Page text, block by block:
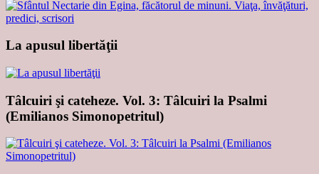
La apusul libertăţii
Tâlcuiri şi cateheze. Vol. 3: Tâlcuiri la Psalmi
(Emilianos Simonopetritul)